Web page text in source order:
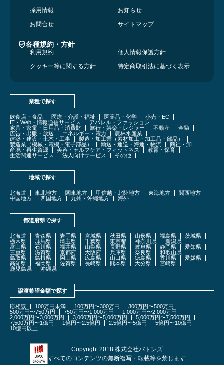
採用情報
お知らせ
お問合せ
サイトマップ
各種規約・方針
利用規約
個人情報保護方針
クッキー等に関する方針
特定商取引法に基づく表示
業種で探す
飲食店・食品 医療・介護・福祉 医薬品・化学
小売・EC
IT・Web・情報通信サービス
アパレル・ファッション
家具・家電・日用品・消費財
旅行・娯楽・レジャー 不動産
金融
広告・出版・放送
エネルギー・電力
農林水産業
建築・建設・土木・工事
製造・加工業（素材加工・加工品・部品）
製造業（機械・電機・電子部品）
輸送・運送・海運・物流
商社・卸
産廃・再生資源
美容・セルフケア・フィットネス
教育・保育
生活関連サービス
法人向けサービス その他
地域で探す
北海道 東北地方 関東地方 甲信越・北陸地方 東海地方
関西地方
中国地方
四国地方 九州・沖縄地方 海外
都道府県で探す
北海道 青森県 岩手県 宮城県 秋田県 山形県 福島県
茨城県
栃木県
群馬県 埼玉県 千葉県 東京都 神奈川県
新潟県
富山県
石川県 福井県 山梨県 長野県 岐阜県 静岡県
愛知県
三重県
滋賀県 京都府 大阪府 兵庫県 奈良県
和歌山県
鳥取県
島根県 岡山県 広島県 山口県 徳島県 香川県
愛媛県
高知県
福岡県 佐賀県 長崎県 熊本県 大分県
宮崎県
鹿児島県
沖縄県
譲渡希望金額で探す
応相談 100万円未満 100万円〜300万円
300万円〜500万円
500万円〜750万円
750万円〜1,000万円
1,000万円〜2,000万円
2,000万円〜3,000万円
3,000万円〜5,000万円
5,000万円〜7,500万円
7,500万円〜1億円
1億円〜2.5億円 2.5億円〜5億円
5億円〜10億円
10億円以上
Copyright 2018 株式会社バトンズ
すべてのコンテンツの無断複写・転載等を禁じます